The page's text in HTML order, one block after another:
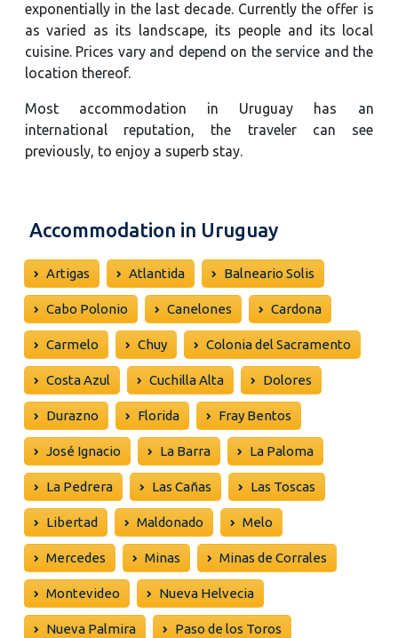
exponentially in the last decade. Currently the offer is
as varied as its landscape, its people and its local
cuisine. Prices vary and depend on the service and the
location thereof.
Most accommodation in Uruguay has an
international reputation, the traveler can see
previously, to enjoy a superb stay.
Accommodation in Uruguay
Artigas Atlantida Balneario Solis
Cabo Polonio Canelones Cardona
Carmelo Chuy Colonia del Sacramento
Costa Azul Cuchilla Alta Dolores
Durazno Florida Fray Bentos
José Ignacio La Barra La Paloma
La Pedrera Las Cañas Las Toscas
Libertad Maldonado Melo
Mercedes Minas Minas de Corrales
Montevideo Nueva Helvecia
Nueva Palmira Paso de los Toros